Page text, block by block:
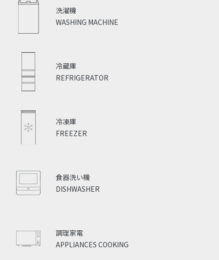
WASHING MACHINE
洗濯機
REFRIGERATOR
冷蔵庫
FREEZER
冷凍庫
DISHWASHER
食器洗い機
APPLIANCES COOKING
調理家電